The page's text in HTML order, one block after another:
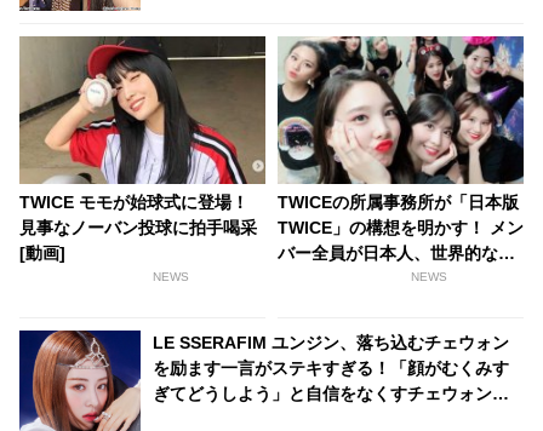
TWICE モモが始球式に登場！
見事なノーバン投球に拍手喝采
[動画]
NEWS
TWICEの所属事務所が「日本版
TWICE」の構想を明かす！ メン
バー全員が日本人、世界的な活
NEWS
LE SSERAFIM ユンジン、落ち込むチェウォン
を励ます一言がステキすぎる！「顔がむくみす
ぎてどうしよう」と自信をなくすチェウォンに